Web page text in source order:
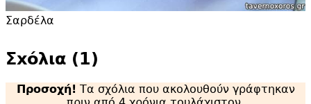
Σαρδέλα
Σxόλια (1)
Προσοχή! Τα σχόλια που ακολουθούν γράφτηκαν